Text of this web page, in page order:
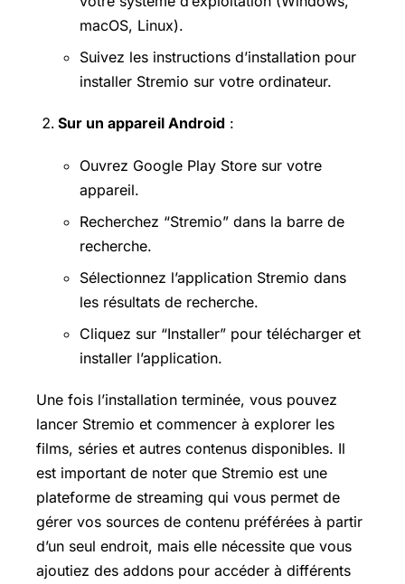
macOS, Linux).
Suivez les instructions d’installation pour
installer Stremio sur votre ordinateur.
Sur un appareil Android :
Ouvrez Google Play Store sur votre
appareil.
Recherchez “Stremio” dans la barre de
recherche.
Sélectionnez l’application Stremio dans
les résultats de recherche.
Cliquez sur “Installer” pour télécharger et
installer l’application.
Une fois l’installation terminée, vous pouvez
lancer Stremio et commencer à explorer les
films, séries et autres contenus disponibles. Il
est important de noter que Stremio est une
plateforme de streaming qui vous permet de
gérer vos sources de contenu préférées à partir
d’un seul endroit, mais elle nécessite que vous
ajoutiez des addons pour accéder à différents